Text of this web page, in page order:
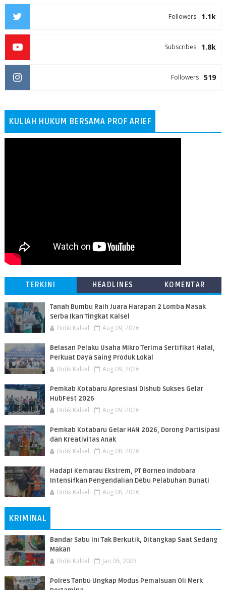
1.1k
Followers
1.8k
Subscribes
519
Followers
KULIAH HUKUM BERSAMA PROF ARIEF
TERKINI HEADLINES KOMENTAR
Tanah Bumbu Raih Juara Harapan 2 Lomba Masak
Serba Ikan Tingkat Kalsel
Bidik Kalsel Aug 09, 2026
Belasan Pelaku Usaha Mikro Terima Sertifikat Halal,
Perkuat Daya Saing Produk Lokal
Bidik Kalsel Aug 09, 2026
Pemkab Kotabaru Apresiasi Dishub Sukses Gelar
HubFest 2026
Bidik Kalsel Aug 09, 2026
Pemkab Kotabaru Gelar HAN 2026, Dorong Partisipasi
dan Kreativitas Anak
Bidik Kalsel Aug 08, 2026
​Hadapi Kemarau Ekstrem, PT Borneo Indobara
Intensifkan Pengendalian Debu Pelabuhan Bunati
Bidik Kalsel Aug 08, 2026
KRIMINAL
Bandar Sabu Ini Tak Berkutik, Ditangkap Saat Sedang
Makan
Bidik Kalsel Jan 06, 2023
Polres Tanbu Ungkap Modus Pemalsuan Oli Merk